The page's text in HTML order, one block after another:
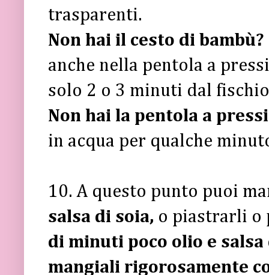
trasparenti.
Non hai il cesto di bambù?
anche nella pentola a
solo 2 o 3 minuti dal
Non hai la pentola a
in acqua per qualche
10. A questo punto puoi
salsa di soia, o piastrarli o
di minuti poco olio e
mangiali rigorosamente